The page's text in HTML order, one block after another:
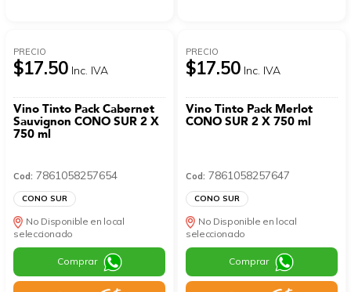
PRECIO
$17.50 Inc. IVA
Vino Tinto Pack Cabernet
Sauvignon CONO SUR 2 X
750 ml
Cod: 7861058257654
CONO SUR
No Disponible en local
seleccionado
Comprar
PRECIO
$17.50 Inc. IVA
Vino Tinto Pack Merlot
CONO SUR 2 X 750 ml
Cod: 7861058257647
CONO SUR
No Disponible en local
seleccionado
Comprar